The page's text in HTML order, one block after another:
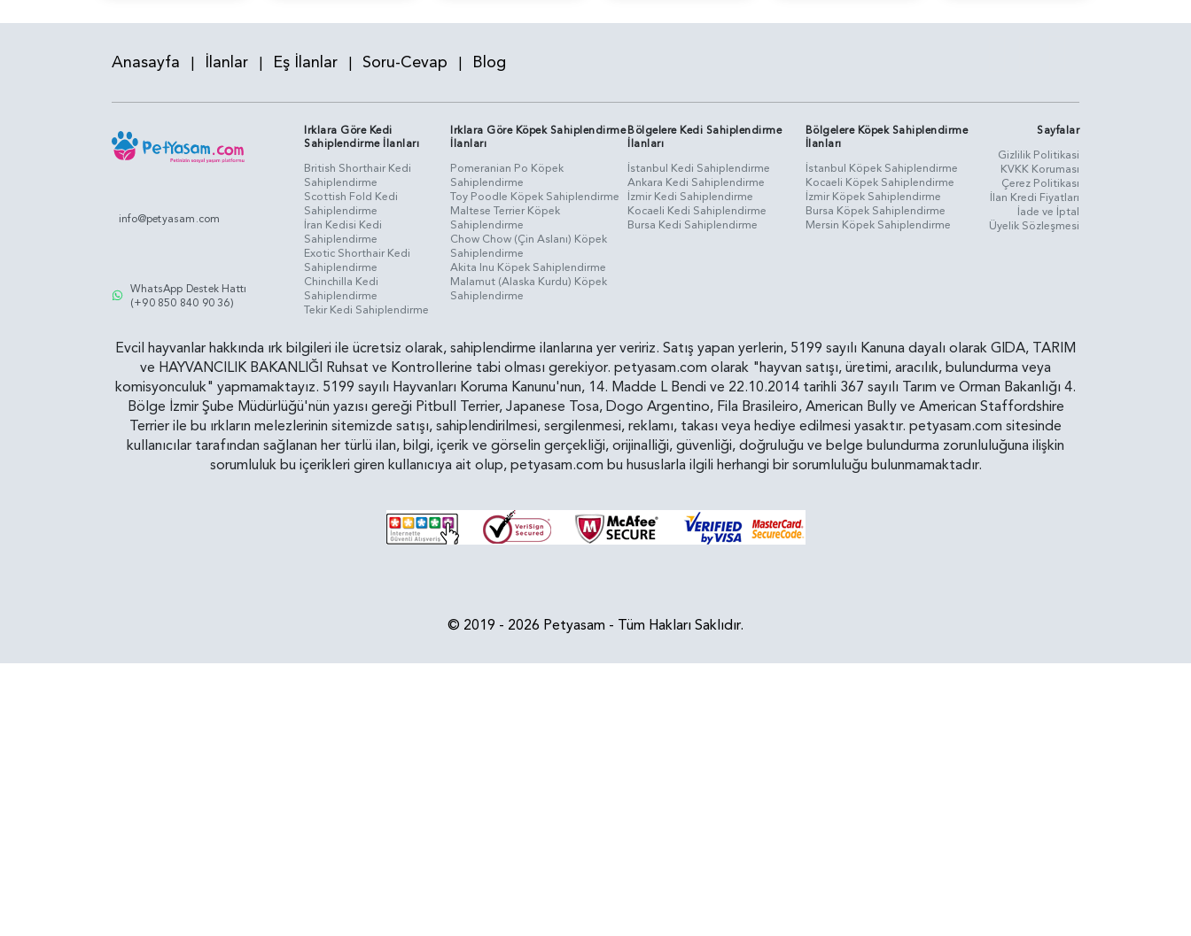
Anasayfa | İlanlar | Eş İlanlar | Soru-Cevap | Blog
info@petyasam.com
WhatsApp Destek Hattı
(+90 850 840 90 36)
Irklara Göre Kedi
Sahiplendirme İlanları
British Shorthair Kedi
Sahiplendirme
Scottish Fold Kedi
Sahiplendirme
İran Kedisi Kedi
Sahiplendirme
Exotic Shorthair Kedi
Sahiplendirme
Chinchilla Kedi
Sahiplendirme
Tekir Kedi Sahiplendirme
Irklara Göre Köpek Sahiplendirme
İlanları
Pomeranian Po Köpek
Sahiplendirme
Toy Poodle Köpek Sahiplendirme
Maltese Terrier Köpek
Sahiplendirme
Chow Chow (Çin Aslanı) Köpek
Sahiplendirme
Akita Inu Köpek Sahiplendirme
Malamut (Alaska Kurdu) Köpek
Sahiplendirme
Bölgelere Kedi Sahiplendirme
İlanları
İstanbul Kedi Sahiplendirme
Ankara Kedi Sahiplendirme
İzmir Kedi Sahiplendirme
Kocaeli Kedi Sahiplendirme
Bursa Kedi Sahiplendirme
Bölgelere Köpek Sahiplendirme
İlanları
İstanbul Köpek Sahiplendirme
Kocaeli Köpek Sahiplendirme
İzmir Köpek Sahiplendirme
Bursa Köpek Sahiplendirme
Mersin Köpek Sahiplendirme
Sayfalar
Gizlilik Politikasi
KVKK Koruması
Çerez Politikası
İlan Kredi Fiyatları
İade ve İptal
Üyelik Sözleşmesi
Evcil hayvanlar hakkında ırk bilgileri ile ücretsiz olarak, sahiplendirme ilanlarına yer veririz. Satış yapan yerlerin, 5199 sayılı Kanuna dayalı olarak GIDA, TARIM
ve HAYVANCILIK BAKANLIĞI Ruhsat ve Kontrollerine tabi olması gerekiyor. petyasam.com olarak "hayvan satışı, üretimi, aracılık, bulundurma veya
komisyonculuk" yapmamaktayız. 5199 sayılı Hayvanları Koruma Kanunu'nun, 14. Madde L Bendi ve 22.10.2014 tarihli 367 sayılı Tarım ve Orman Bakanlığı 4.
Bölge İzmir Şube Müdürlüğü'nün yazısı gereği Pitbull Terrier, Japanese Tosa, Dogo Argentino, Fila Brasileiro, American Bully ve American Staffordshire
Terrier ile bu ırkların melezlerinin sitemizde satışı, sahiplendirilmesi, sergilenmesi, reklamı, takası veya hediye edilmesi yasaktır. petyasam.com sitesinde
kullanıcılar tarafından sağlanan her türlü ilan, bilgi, içerik ve görselin gerçekliği, orijinalliği, güvenliği, doğruluğu ve belge bulundurma zorunluluğuna ilişkin
sorumluluk bu içerikleri giren kullanıcıya ait olup, petyasam.com bu hususlarla ilgili herhangi bir sorumluluğu bulunmamaktadır.
© 2019 - 2026 Petyasam - Tüm Hakları Saklıdır.